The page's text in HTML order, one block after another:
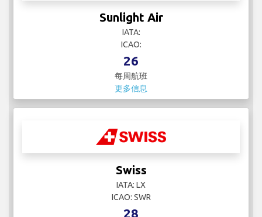
Sunlight Air
IATA:
ICAO:
26
每周航班
更多信息
Swiss
IATA: LX
ICAO: SWR
28